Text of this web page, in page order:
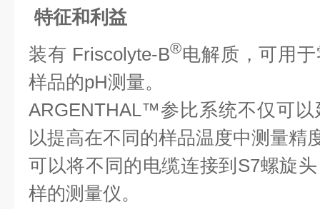
特征和利益
装有 Friscolyte-B®电解质，可用
样品的pH测量。
ARGENTHAL™参比系统不仅可
以提高在不同的样品温度中测量精
可以将不同的电缆连接到S7螺旋
样的测量仪。